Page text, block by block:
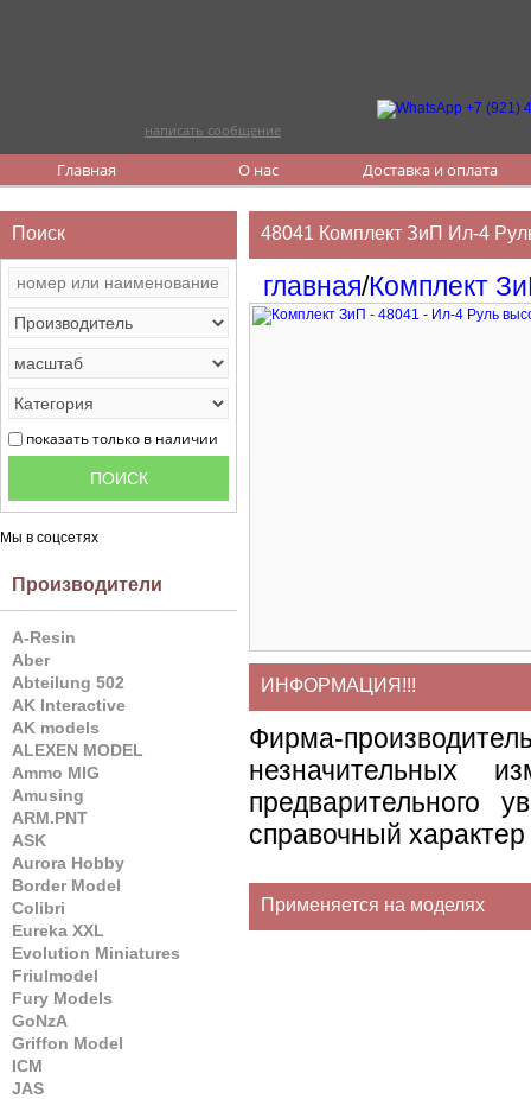
написать сообщение
Главная О нас Доставка и оплата
Поиск
показать только в наличии
Мы в соцсетях
Производители
A-Resin
Aber
Abteilung 502
AK Interactive
AK models
ALEXEN MODEL
Ammo MIG
Amusing
ARM.PNT
ASK
Aurora Hobby
Border Model
Colibri
Eureka XXL
Evolution Miniatures
Friulmodel
Fury Models
GoNzA
Griffon Model
ICM
JAS
48041 Комплект ЗиП Ил-4
главная/Комплект
ИНФОРМАЦИЯ!!!
Фирма-
незначительных
предварительного
справочный
Применяется на моделях